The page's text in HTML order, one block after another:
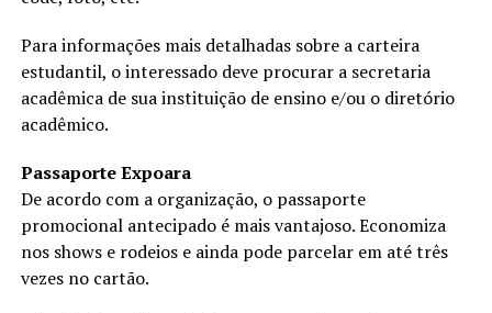
Para informações mais detalhadas sobre a carteira
estudantil, o interessado deve procurar a secretaria
acadêmica de sua instituição de ensino e/ou o diretório
acadêmico.
Passaporte Expoara
De acordo com a organização, o passaporte
promocional antecipado é mais vantajoso. Economiza
nos shows e rodeios e ainda pode parcelar em até três
vezes no cartão.